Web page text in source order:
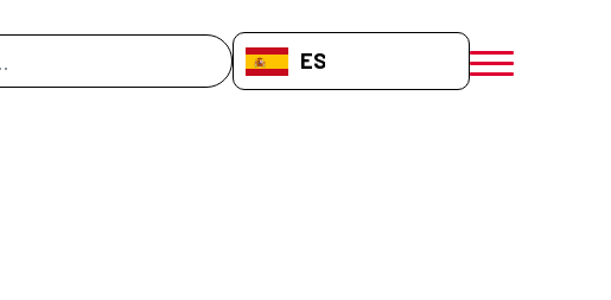
ES-ES
menú móvil